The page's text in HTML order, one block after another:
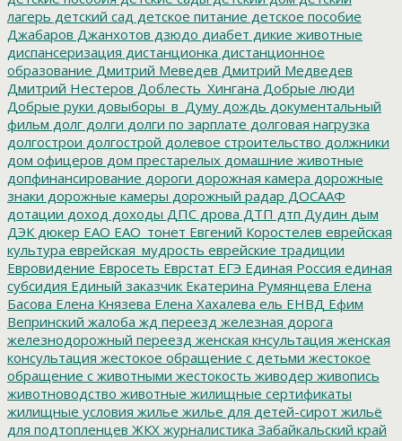
лагерь детский сад детское питание детское пособие
Джабаров Джанхотов дзюдо диабет дикие животные
диспансеризация дистанционка дистанционное
образование Дмитрий Меведев Дмитрий Медведев
Дмитрий Нестеров Доблесть_Хингана Добрые люди
Добрые руки довыборы_в_Думу дождь документальный
фильм долг долги долги по зарплате долговая нагрузка
долгострои долгострой долевое строительство должники
дом офицеров дом престарелых домашние животные
допфинансирование дороги дорожная камера дорожные
знаки дорожные камеры дорожный радар ДОСААФ
дотации доход доходы ДПС дрова ДТП дтп Дудин дым
ДЭК дюкер ЕАО ЕАО_тонет Евгений Коростелев еврейская
культура еврейская_мудрость еврейские традиции
Евровидение Евросеть Еврстат ЕГЭ Единая Россия единая
субсидия Единый заказчик Екатерина Румянцева Елена
Басова Елена Князева Елена Хахалева ель ЕНВД Ефим
Вепринский жалоба жд переезд железная дорога
железнодорожный переезд женская кнсультация женская
консультация жестокое обращение с детьми жестокое
обращение с животными жестокость живодер живопись
животноводство животные жилищные сертификаты
жилищные условия жилье жилье для детей-сирот жильё
для подтопленцев ЖКХ журналистика Забайкальский край